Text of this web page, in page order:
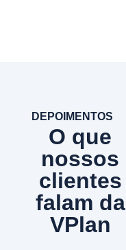
DEPOIMENTOS
O que
nossos
clientes
falam da
VPlan